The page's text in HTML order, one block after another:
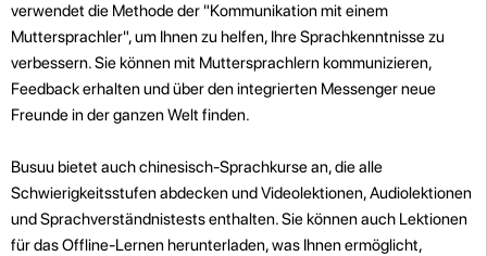
verwendet die Methode der "Kommunikation mit einem
Muttersprachler", um Ihnen zu helfen, Ihre Sprachkenntnisse zu
verbessern. Sie können mit Muttersprachlern kommunizieren,
Feedback erhalten und über den integrierten Messenger neue
Freunde in der ganzen Welt finden.
Busuu bietet auch chinesisch-Sprachkurse an, die alle
Schwierigkeitsstufen abdecken und Videolektionen, Audiolektionen
und Sprachverständnistests enthalten. Sie können auch Lektionen
für das Offline-Lernen herunterladen, was Ihnen ermöglicht,